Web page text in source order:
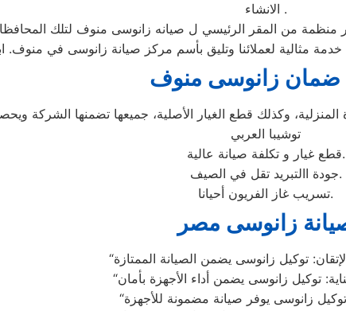
الانشاء .
خدمة مثالية لعملائنا وتليق بأسم مركز صيانة زانوسى في
ضمان زانوسى منوف
المنزلية، وكذلك قطع الغيار الأصلية، جميعها تضمنها
توشيبا العربي
قطع غيار و تكلفة صيانة عالية.
جودة االتبريد تقل في الصيف.
تسريب غاز الفريون أحيانا.
زانوسى مصر